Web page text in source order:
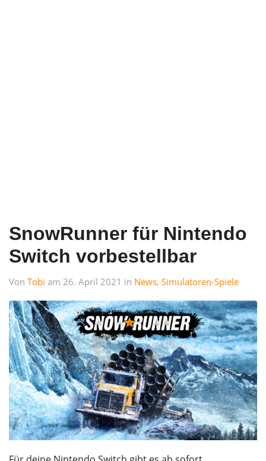
SnowRunner für Nintendo
Switch vorbestellbar
Von Tobi am 26. April 2021 in News, Simulatoren-Spiele